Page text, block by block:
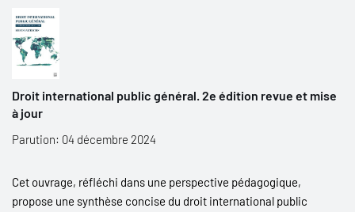
Droit international public général. 2e édition revue et mise
à jour
Parution: 04 décembre 2024
Cet ouvrage, réfléchi dans une perspective pédagogique,
propose une synthèse concise du droit international public